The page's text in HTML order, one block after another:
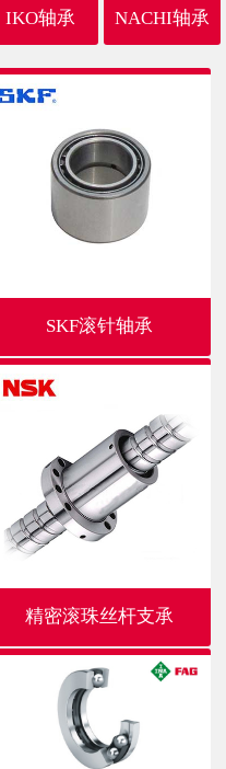
IKO轴承 NACHI轴承
SKF滚针轴承
精密滚珠丝杆支承